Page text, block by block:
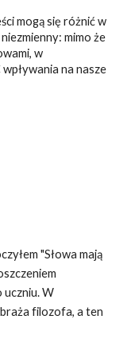
mogą się różnić w
mimo że
w
na nasze
"Słowa mają
uczniu. W
filozofa, a ten